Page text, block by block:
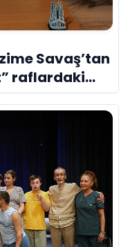
Savaş’tan
raflardaki